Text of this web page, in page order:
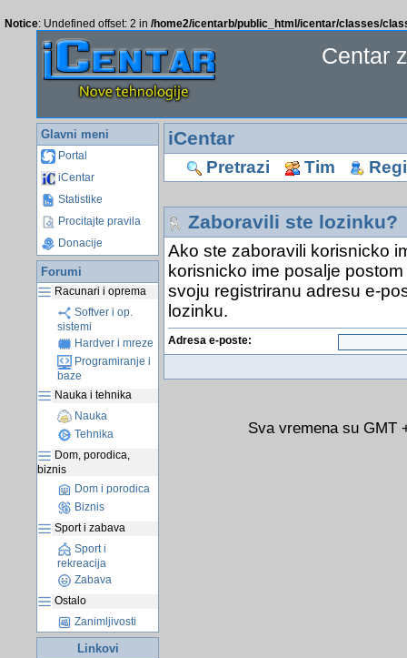
Notice: Undefined offset: 2 in /home2/icentarb/public_html/icentar/classes/
Centar
Glavni meni
Portal
iCentar
Statistike
Procitajte pravila
Donacije
Forumi
Racunari i oprema
Softver i op.
sistemi
Hardver i mreze
Programiranje i
baze
Nauka i tehnika
Nauka
Tehnika
Dom, porodica,
biznis
Dom i porodica
Biznis
Sport i zabava
Sport i
rekreacija
Zabava
Ostalo
Zanimljivosti
Linkovi
iCentar
Pretrazi Tim
Zaboravili ste lozinku?
Ako ste zaboravili korisnicko
korisnicko ime posalje
svoju registriranu adresu e-
lozinku.
Adresa e-poste:
Sva vremena su GMT